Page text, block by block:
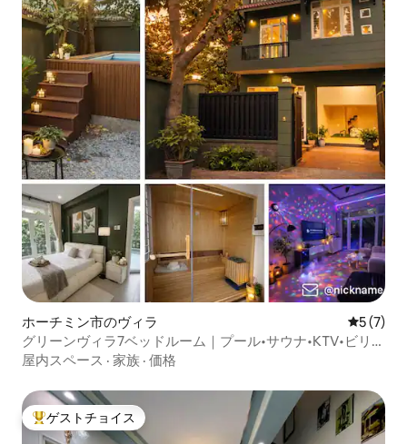
ホーチミン市のヴィラ レビュー
5 (7)
グリーンヴィラ7ベッドルーム｜プール•サウナ•KTV•ビリヤ
ード
屋内スペース · 家族 · 価格
大好評のゲストチョイスです。
ゲストチョイス